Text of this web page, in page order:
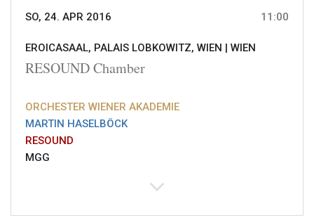
SO, 24. APR 2016 11:00
EROICASAAL, PALAIS LOBKOWITZ, WIEN | WIEN
RESOUND Chamber
ORCHESTER WIENER AKADEMIE
MARTIN HASELBÖCK
RESOUND
MGG